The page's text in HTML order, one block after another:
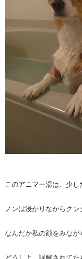
このアニマー湯は、少し
ノンは浸かりながらクン
なんだか私の顔をみなが